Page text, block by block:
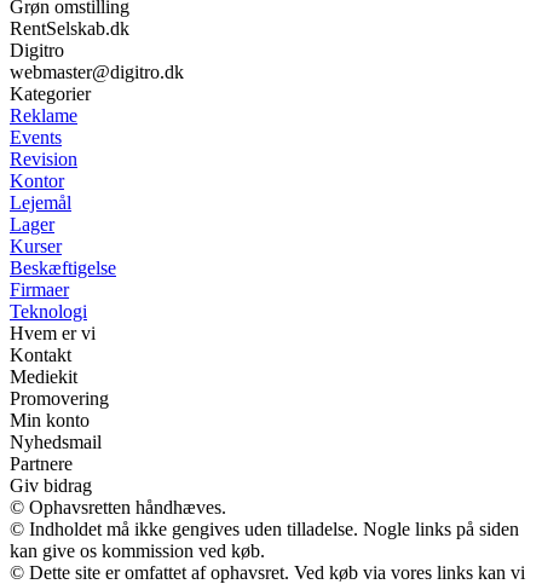
Grøn omstilling
RentSelskab.dk
Digitro
webmaster@digitro.dk
Kategorier
Reklame
Events
Revision
Kontor
Lejemål
Lager
Kurser
Beskæftigelse
Firmaer
Teknologi
Hvem er vi
Kontakt
Mediekit
Promovering
Min konto
Nyhedsmail
Partnere
Giv bidrag
© Ophavsretten håndhæves.
© Indholdet må ikke gengives uden tilladelse. Nogle links på siden
kan give os kommission ved køb.
© Dette site er omfattet af ophavsret. Ved køb via vores links kan vi